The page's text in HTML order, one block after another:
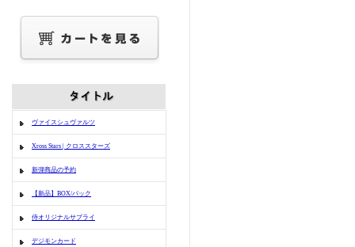
ヴァイスシュヴァルツ
Xross Stars | クロススターズ
新弾商品の予約
【新品】BOX/パック
侍オリジナルサプライ
デジモンカード